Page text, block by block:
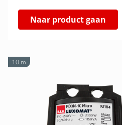
Naar product gaan
10 m